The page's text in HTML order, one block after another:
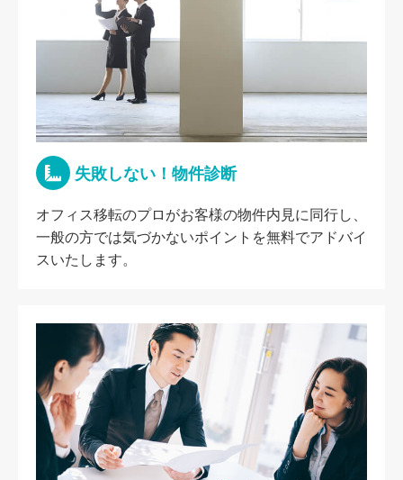
失敗しない！物件診断
オフィス移転のプロがお客様の物件内見に同行し、
一般の方では気づかないポイントを無料でアドバイ
スいたします。